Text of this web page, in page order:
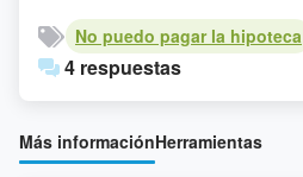
No puedo pagar la hipoteca
4 respuestas
Más informaciónHerramientas